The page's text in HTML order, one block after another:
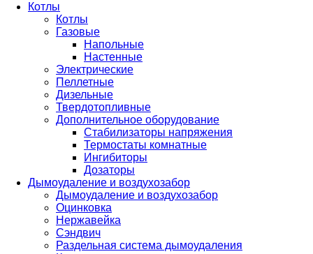
Котлы
Котлы
Газовые
Напольные
Настенные
Электрические
Пеллетные
Дизельные
Твердотопливные
Дополнительное оборудование
Стабилизаторы напряжения
Термостаты комнатные
Ингибиторы
Дозаторы
Дымоудаление и воздухозабор
Дымоудаление и воздухозабор
Оцинковка
Нержавейка
Сэндвич
Раздельная система дымоудаления